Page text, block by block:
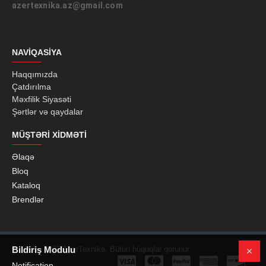
azertexnika.az@gmail.com
NAVIQASIYA
Haqqımızda
Çatdırılma
Məxfilik Siyasəti
Şərtlər və qaydalar
MÜŞTƏRI XIDMƏTI
Əlaqə
Bloq
Kataloq
Brendlər
© 1999 - 2022 AzerTexnika, Bütün hüquqlar qorunur
Bildiriş Modulu